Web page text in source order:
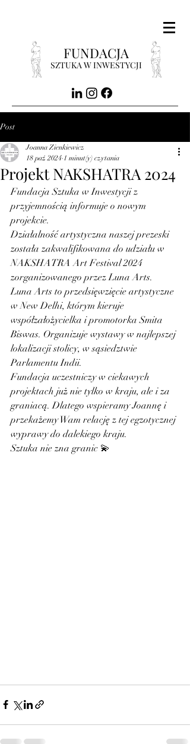
FUNDACJA
SZTUKA W INWESTYCJI
Post
Projekt NAKSHATRA 2024
Joanna Zienkiewicz
18 paź 2024 1 minut(y) czytania
Fundacja Sztuka w Inwestycji z
przyjemnością informuje o nowym
projekcie.
Działalność artystyczna naszej prezeski
została zakwalifikowana do udziału w
NAKSHATRA Art Festival 2024
zorganizowanego przez Luna Arts.
Luna Arts to przedsięwzięcie artystyczne
w New Delhi, którym kieruje
współzałożycielka i promotorka Smita
Biswas. Organizuje wystawy w najlepszej
lokalizacji stolicy, w sąsiedztwie
Parlamentu Indii.
Fundacja uczestniczy w ciekawych
projektach już nie tylko w kraju, ale i za
graniacą. Dlatego wspieramy Joannę i
przekażemy Wam relację z tej egzotycznej
wyprawy do dalekiego kraju.
Sztuka nie zna granic 💫